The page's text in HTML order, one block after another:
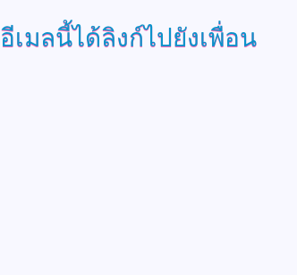
อีเมลนี้ได้ลิงก์ไปยังเพื่อน